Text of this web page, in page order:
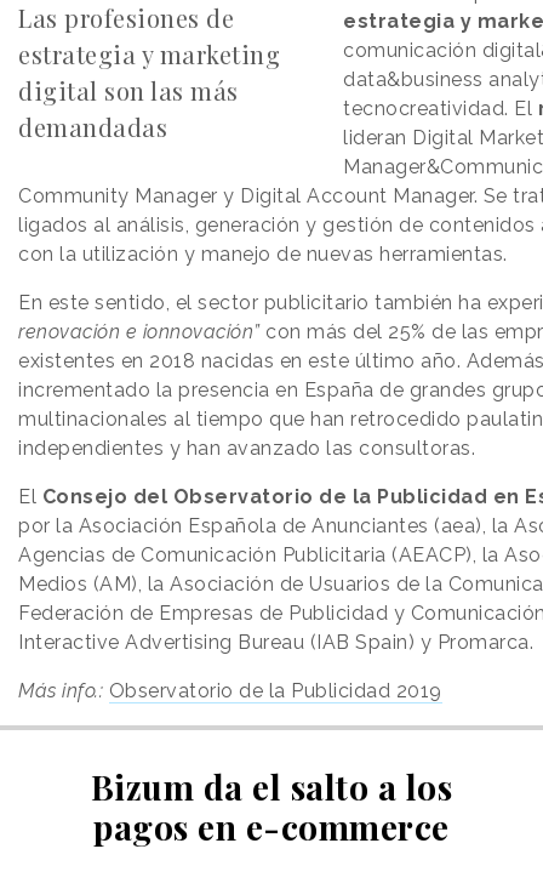
Las profesiones de
estrategia y marketing
digital son las más
demandadas
estrategia y
comunicación
data&business
tecnocreatividad. El
lideran Digital
Community Manager y Digital Account Manager. Se
ligados al análisis, generación y gestión de
con la utilización y manejo de nuevas herramientas.
En este sentido, el sector publicitario también ha
renovación e ionnovación” con más del 25% de las
existentes en 2018 nacidas en este último año.
incrementado la presencia en España de grandes
multinacionales al tiempo que han retrocedido
independientes y han avanzado las consultoras.
El Consejo del Observatorio de la Publicidad en
por la Asociación Española de Anunciantes (aea), la
Agencias de Comunicación Publicitaria (AEACP), la
Medios (AM), la Asociación de Usuarios de la
Federación de Empresas de Publicidad y
Interactive Advertising Bureau (IAB Spain) y Promarca.
Más info.: Observatorio de la Publicidad 2019
Bizum da el salto a los
pagos en e-commerce